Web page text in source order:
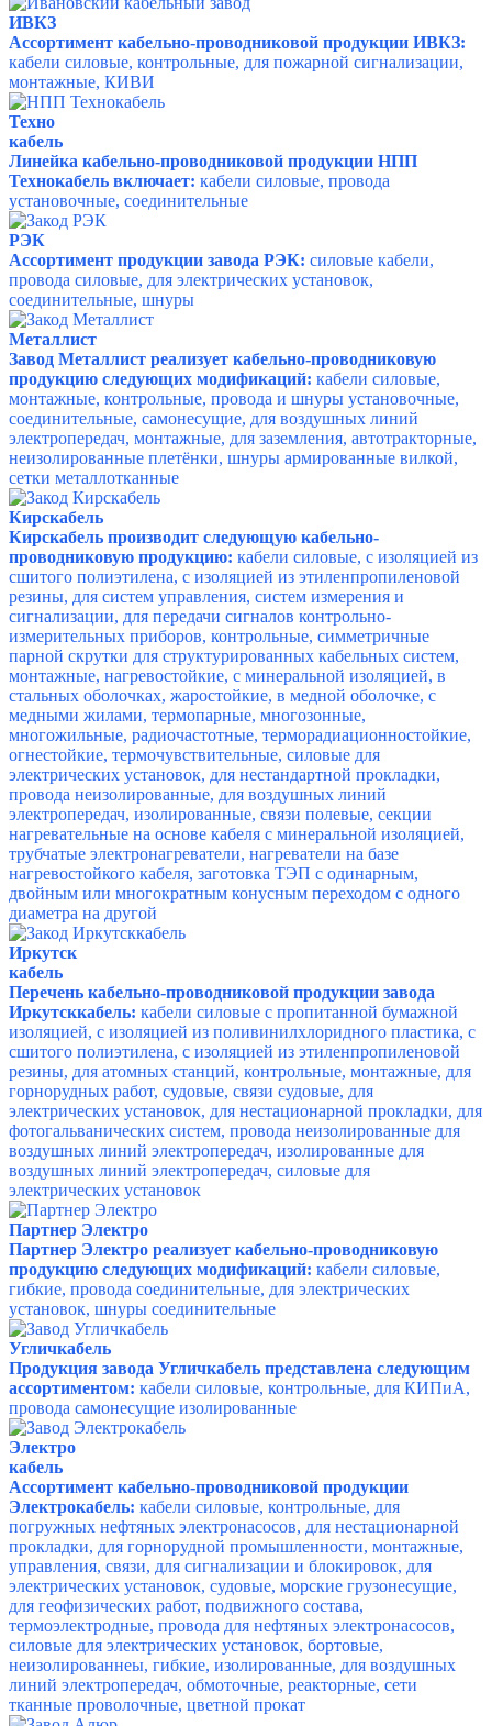
ИВКЗ
Ассортимент кабельно-проводниковой продукции ИВКЗ:
кабели силовые, контрольные, для пожарной сигнализации,
монтажные, КИВИ
Техно
кабель
Линейка кабельно-проводниковой продукции НПП
Технокабель включает: кабели силовые, провода
установочные, соединительные
РЭК
Ассортимент продукции завода РЭК: силовые кабели,
провода силовые, для электрических установок,
соединительные, шнуры
Металлист
Завод Металлист реализует кабельно-проводниковую
продукцию следующих модификаций: кабели силовые,
монтажные, контрольные, провода и шнуры установочные,
соединительные, самонесущие, для воздушных линий
электропередач, монтажные, для заземления, автотракторные,
неизолированные плетёнки, шнуры армированные вилкой,
сетки металлотканные
Кирскабель
Кирскабель производит следующую кабельно-
проводниковую продукцию: кабели силовые, с изоляцией из
сшитого полиэтилена, с изоляцией из этиленпропиленовой
резины, для систем управления, систем измерения и
сигнализации, для передачи сигналов контрольно-
измерительных приборов, контрольные, симметричные
парной скрутки для структурированных кабельных систем,
монтажные, нагревостойкие, с минеральной изоляцией, в
стальных оболочках, жаростойкие, в медной оболочке, с
медными жилами, термопарные, многозонные,
многожильные, радиочастотные, терморадиационностойкие,
огнестойкие, термочувствительные, силовые для
электрических установок, для нестандартной прокладки,
провода неизолированные, для воздушных линий
электропередач, изолированные, связи полевые, секции
нагревательные на основе кабеля с минеральной изоляцией,
трубчатые электронагреватели, нагреватели на базе
нагревостойкого кабеля, заготовка ТЭП с одинарным,
двойным или многократным конусным переходом с одного
диаметра на другой
Иркутск
кабель
Перечень кабельно-проводниковой продукции завода
Иркутсккабель: кабели силовые с пропитанной бумажной
изоляцией, с изоляцией из поливинилхлоридного пластика, с
сшитого полиэтилена, с изоляцией из этиленпропиленовой
резины, для атомных станций, контрольные, монтажные, для
горнорудных работ, судовые, связи судовые, для
электрических установок, для нестационарной прокладки, для
фотогальванических систем, провода неизолированные для
воздушных линий электропередач, изолированные для
воздушных линий электропередач, силовые для
электрических установок
Партнер Электро
Партнер Электро реализует кабельно-проводниковую
продукцию следующих модификаций: кабели силовые,
гибкие, провода соединительные, для электрических
установок, шнуры соединительные
Угличкабель
Продукция завода Угличкабель представлена следующим
ассортиментом: кабели силовые, контрольные, для КИПиА,
провода самонесущие изолированные
Электро
кабель
Ассортимент кабельно-проводниковой продукции
Электрокабель: кабели силовые, контрольные, для
погружных нефтяных электронасосов, для нестационарной
прокладки, для горнорудной промышленности, монтажные,
управления, связи, для сигнализации и блокировок, для
электрических установок, судовые, морские грузонесущие,
для геофизических работ, подвижного состава,
термоэлектродные, провода для нефтяных электронасосов,
силовые для электрических установок, бортовые,
неизолированнеы, гибкие, изолированные, для воздушных
линий электропередач, обмоточные, реакторные, сети
тканные проволочные, цветной прокат